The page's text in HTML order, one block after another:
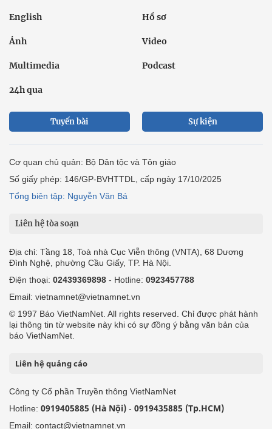
English Hồ sơ
Ảnh Video
Multimedia Podcast
24h qua
Tuyến bài Sự kiện
Cơ quan chủ quản: Bộ Dân tộc và Tôn giáo
Số giấy phép: 146/GP-BVHTTDL, cấp ngày 17/10/2025
Tổng biên tập: Nguyễn Văn Bá
Liên hệ tòa soạn
Địa chỉ: Tầng 18, Toà nhà Cục Viễn thông (VNTA), 68 Dương
Đình Nghệ, phường Cầu Giấy, TP. Hà Nội.
Điện thoại: 02439369898 - Hotline: 0923457788
Email: vietnamnet@vietnamnet.vn
© 1997 Báo VietNamNet. All rights reserved. Chỉ được phát hành
lại thông tin từ website này khi có sự đồng ý bằng văn bản của
báo VietNamNet.
Liên hệ quảng cáo
Công ty Cổ phần Truyền thông VietNamNet
Hotline: 0919405885 (Hà Nội) - 0919435885 (Tp.HCM)
Email: contact@vietnamnet.vn